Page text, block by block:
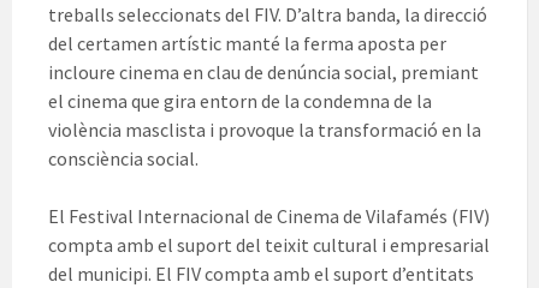
treballs seleccionats del FIV. D’altra banda, la direcció
del certamen artístic manté la ferma aposta per
incloure cinema en clau de denúncia social, premiant
el cinema que gira entorn de la condemna de la
violència masclista i provoque la transformació en la
consciència social.
El Festival Internacional de Cinema de Vilafamés (FIV)
compta amb el suport del teixit cultural i empresarial
del municipi. El FIV compta amb el suport d’entitats